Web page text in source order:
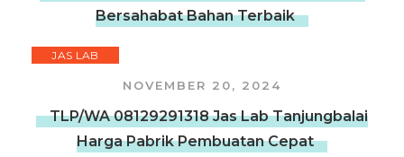
Bersahabat Bahan Terbaik
JAS LAB
NOVEMBER 20, 2024
TLP/WA 08129291318 Jas Lab Tanjungbalai
Harga Pabrik Pembuatan Cepat